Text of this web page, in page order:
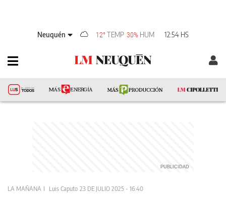
Neuquén 12°TEMP 30% HUM 12:54 HS
LA MAÑANA Luis Caputo 23 DE JULIO 2025 - 16:40